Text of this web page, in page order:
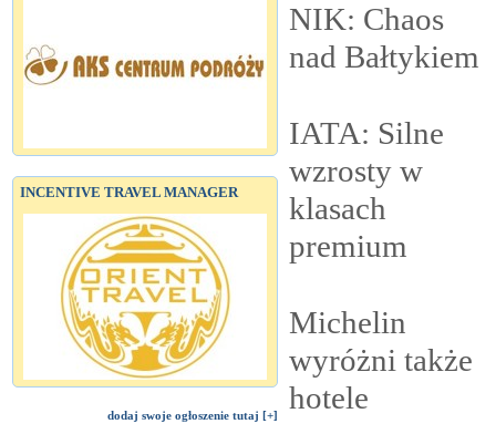
INCENTIVE TRAVEL MANAGER
dodaj swoje ogłoszenie tutaj [+]
NIK: Chaos
nad Bałtykiem
IATA: Silne
wzrosty w
klasach
premium
Michelin
wyróżni także
hotele